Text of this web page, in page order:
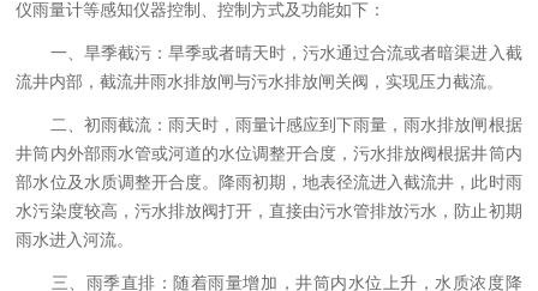
仪雨量计等感知仪器控制、控制方式及功能如下：
一、旱季截污：旱季或者晴天时，污水通过合流或者暗渠进入截
流井内部，截流井雨水排放闸与污水排放闸关阀，实现压力截流。
二、初雨截流：雨天时，雨量计感应到下雨量，雨水排放闸根据
井筒内外部雨水管或河道的水位调整开合度，污水排放阀根据井筒内
部水位及水质调整开合度。降雨初期，地表径流进入截流井，此时雨
水污染度较高，污水排放阀打开，直接由污水管排放污水，防止初期
雨水进入河流。
三、雨季直排：随着雨量增加，井筒内水位上升，水质浓度降